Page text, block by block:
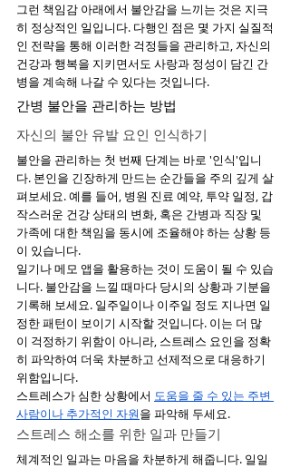
그런 책임감 아래에서 불안감을 느끼는 것은 지극
히 정상적인 일입니다. 다행인 점은 몇 가지 실질적
인 전략을 통해 이러한 걱정들을 관리하고, 자신의
건강과 행복을 지키면서도 사랑과 정성이 담긴 간
병을 계속해 나갈 수 있다는 것입니다.
간병 불안을 관리하는 방법
자신의 불안 유발 요인 인식하기
불안을 관리하는 첫 번째 단계는 바로 '인식'입니
다. 본인을 긴장하게 만드는 순간들을 주의 깊게 살
펴보세요. 예를 들어, 병원 진료 예약, 투약 일정, 갑
작스러운 건강 상태의 변화, 혹은 간병과 직장 및
가족에 대한 책임을 동시에 조율해야 하는 상황 등
이 있습니다.
일기나 메모 앱을 활용하는 것이 도움이 될 수 있습
니다. 불안감을 느낄 때마다 당시의 상황과 기분을
기록해 보세요. 일주일이나 이주일 정도 지나면 일
정한 패턴이 보이기 시작할 것입니다. 이는 더 많
이 걱정하기 위함이 아니라, 스트레스 요인을 정확
히 파악하여 더욱 차분하고 선제적으로 대응하기
위함입니다.
스트레스가 심한 상황에서 도움을 줄 수 있는 주변
사람이나 추가적인 자원을 파악해 두세요.
스트레스 해소를 위한 일과 만들기
체계적인 일과는 마음을 차분하게 해줍니다. 일일